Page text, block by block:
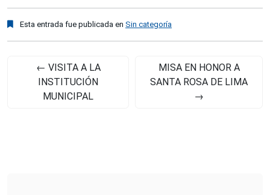
Esta entrada fue publicada en Sin categoría
← VISITA A LA
INSTITUCIÓN
MUNICIPAL
MISA EN HONOR A
SANTA ROSA DE LIMA
→